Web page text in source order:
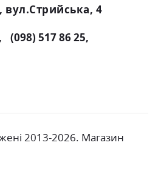
вул.Стрийська, 4
(098) 517 86 25
2013-2026. Магазин